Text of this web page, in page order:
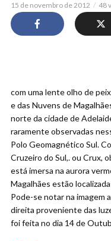
15 de novembro de 2012 48
com uma lente olho de
e das Nuvens de
norte da cidade de
raramente observadas
Polo Geomagnético Sul.
Cruzeiro do Sul,. ou Crux,
está imersa na aurora
Magalhães estão
Pode-se notar na imagem
direita proveniente das
foi feita no dia 14 de